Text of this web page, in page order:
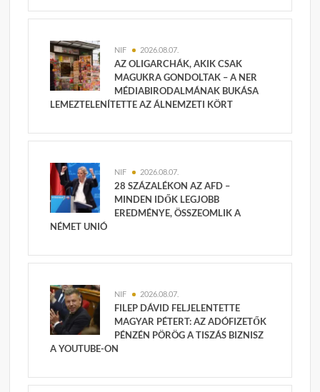
NIF 2026.08.07.
AZ OLIGARCHÁK, AKIK CSAK
MAGUKRA GONDOLTAK – A NER
MÉDIABIRODALMÁNAK BUKÁSA
LEMEZTELENÍTETTE AZ ÁLNEMZETI KÖRT
NIF 2026.08.07.
28 SZÁZALÉKON AZ AFD –
MINDEN IDŐK LEGJOBB
EREDMÉNYE, ÖSSZEOMLIK A
NÉMET UNIÓ
NIF 2026.08.07.
FILEP DÁVID FELJELENTETTE
MAGYAR PÉTERT: AZ ADÓFIZETŐK
PÉNZÉN PÖRÖG A TISZÁS BIZNISZ
A YOUTUBE-ON